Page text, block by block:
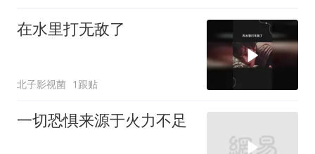
在水里打无敌了
北子影视菌 1跟贴
一切恐惧来源于火力不足